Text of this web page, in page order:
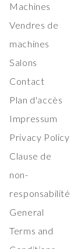
Machines
Vendres de
machines
Salons
Contact
Plan d'accès
Impressum
Privacy Policy
Clause de
non-
responsabilité
General
Terms and